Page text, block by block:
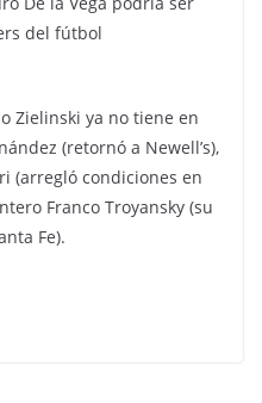
del fútbol
Zielinski ya no tiene en
(retornó a Newell’s),
(arregló condiciones en
Franco Troyansky (su
Fe).